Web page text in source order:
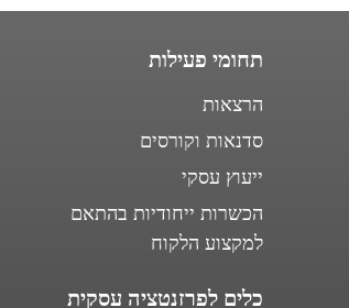
תחומי פעילות
הרצאות
סדנאות וקורסים
ייעוץ עסקי
הכשרות ייחודיות בהתאם
למקצוע הלקוח
כלים לפרזנטציה עסקית